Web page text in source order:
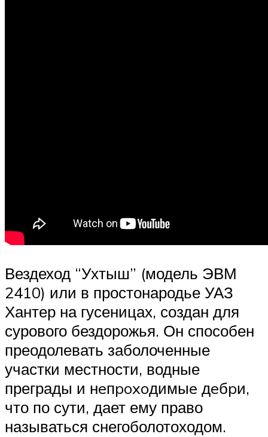
Вездеход “Ухтыш” (модель ЭВМ
2410) или в простонародье УАЗ
Хантер на гусеницах, создан для
сурового бездорожья. Он способен
преодолевать заболоченные
участки местности, водные
преграды и нeпpoxoдимыe дeбpи,
что по сути, дает ему право
называться снегоболотоходом.